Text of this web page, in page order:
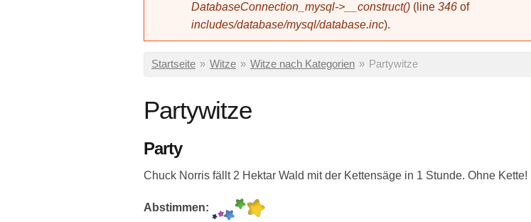
DatabaseConnection_mysql->__construct() (line 346 of
includes/database/mysql/database.inc).
Sie sind hier
Startseite » Witze » Witze nach Kategorien » Partywitze
Partywitze
Party
Chuck Norris fällt 2 Hektar Wald mit der Kettensäge in 1 Stunde. Ohne Kette!
Abstimmen: